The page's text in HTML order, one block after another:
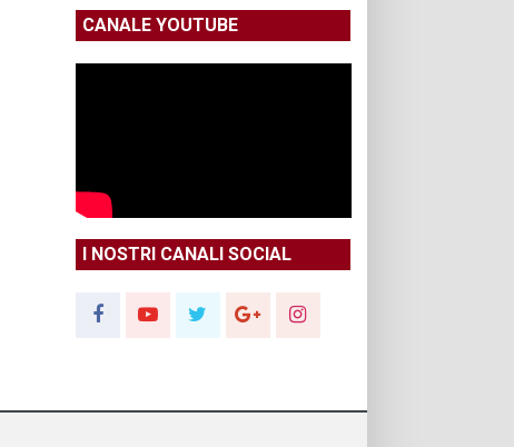
CANALE YOUTUBE
I NOSTRI CANALI SOCIAL